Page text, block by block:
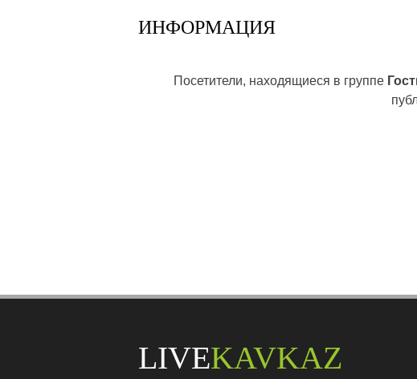
ИНФОРМАЦИЯ
Посетители, находящиеся в группе
LIVEKAVKAZ